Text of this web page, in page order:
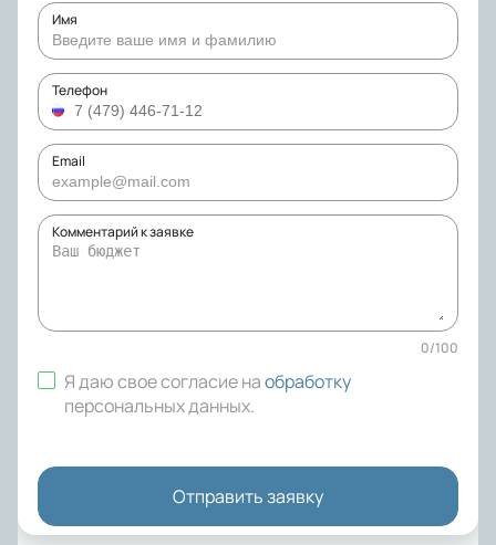
Имя
Телефон
Email
Комментарий к заявке
0/100
Я даю свое согласие наобработку
персональных данных.
Отправить заявку